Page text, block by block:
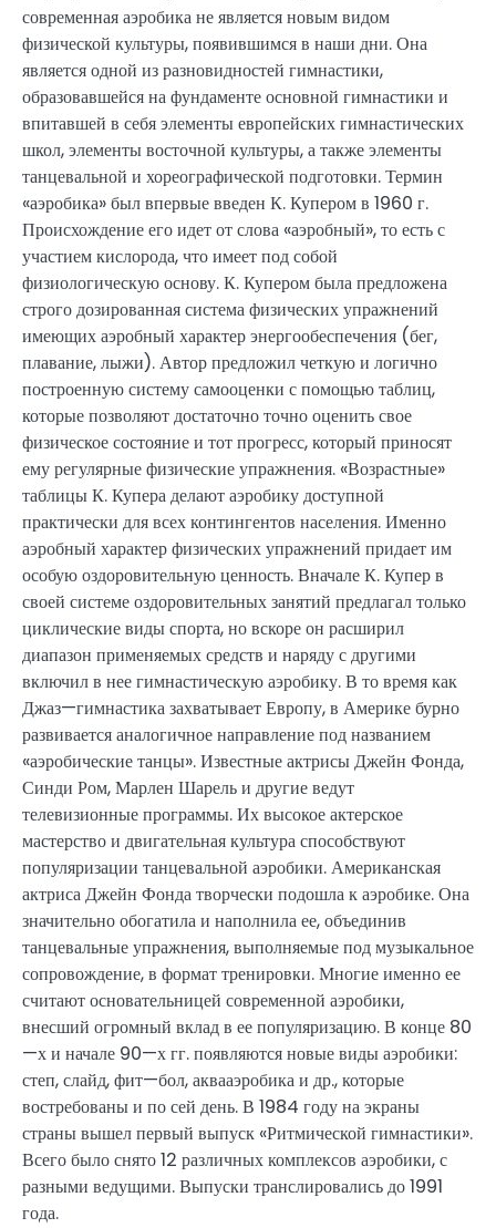
современная аэробика не является новым видом
физической культуры, появившимся в наши дни. Она
является одной из разновидностей гимнастики,
образовавшейся на фундаменте основной гимнастики и
впитавшей в себя элементы европейских гимнастических
школ, элементы восточной культуры, а также элементы
танцевальной и хореографической подготовки. Термин
«аэробика» был впервые введен К. Купером в 1960 г.
Происхождение его идет от слова «аэробный», то есть с
участием кислорода, что имеет под собой
физиологическую основу. К. Купером была предложена
строго дозированная система физических упражнений
имеющих аэробный характер энергообеспечения (бег,
плавание, лыжи). Автор предложил четкую и логично
построенную систему самооценки с помощью таблиц,
которые позволяют достаточно точно оценить свое
физическое состояние и тот прогресс, который приносят
ему регулярные физические упражнения. «Возрастные»
таблицы К. Купера делают аэробику доступной
практически для всех контингентов населения. Именно
аэробный характер физических упражнений придает им
особую оздоровительную ценность. Вначале К. Купер в
своей системе оздоровительных занятий предлагал только
циклические виды спорта, но вскоре он расширил
диапазон применяемых средств и наряду с другими
включил в нее гимнастическую аэробику. В то время как
Джаз—гимнастика захватывает Европу, в Америке бурно
развивается аналогичное направление под названием
«аэробические танцы». Известные актрисы Джейн Фонда,
Синди Ром, Марлен Шарель и другие ведут
телевизионные программы. Их высокое актерское
мастерство и двигательная культура способствуют
популяризации танцевальной аэробики. Американская
актриса Джейн Фонда творчески подошла к аэробике. Она
значительно обогатила и наполнила ее, объединив
танцевальные упражнения, выполняемые под музыкальное
сопровождение, в формат тренировки. Многие именно ее
считают основательницей современной аэробики,
внесший огромный вклад в ее популяризацию. В конце 80
—х и начале 90—х гг. появляются новые виды аэробики:
степ, слайд, фит—бол, аквааэробика и др., которые
востребованы и по сей день. В 1984 году на экраны
страны вышел первый выпуск «Ритмической гимнастики».
Всего было снято 12 различных комплексов аэробики, с
разными ведущими. Выпуски транслировались до 1991
года.